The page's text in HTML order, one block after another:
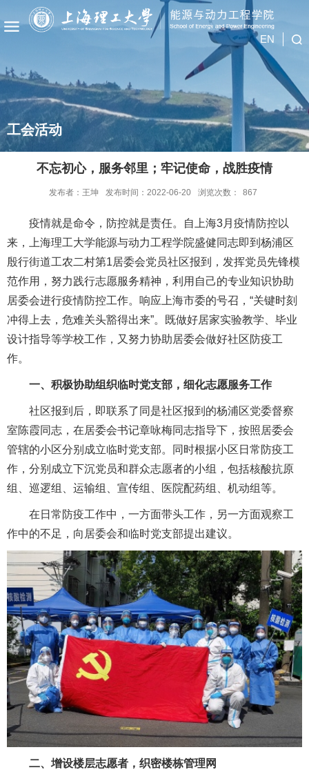
EN
工会活动
不忘初心，服务邻里；牢记使命，战胜疫情
发布者：王坤 发布时间：2022-06-20 浏览次数： 867
疫情就是命令，防控就是责任。自上海3月疫情防控以
来，上海理工大学能源与动力工程学院盛健同志即到杨浦区
殷行街道工农二村第1居委会党员社区报到，发挥党员先锋模
范作用，努力践行志愿服务精神，利用自己的专业知识协助
居委会进行疫情防控工作。响应上海市委的号召，“关键时刻
冲得上去，危难关头豁得出来”。既做好居家实验教学、毕业
设计指导等学校工作，又努力协助居委会做好社区防疫工
作。
一、积极协助组织临时党支部，细化志愿服务工作
社区报到后，即联系了同是社区报到的杨浦区党委督察
室陈霞同志，在居委会书记章咏梅同志指导下，按照居委会
管辖的小区分别成立临时党支部。同时根据小区日常防疫工
作，分别成立下沉党员和群众志愿者的小组，包括核酸抗原
组、巡逻组、运输组、宣传组、医院配药组、机动组等。
在日常防疫工作中，一方面带头工作，另一方面观察工
作中的不足，向居委会和临时党支部提出建议。
二、增设楼层志愿者，织密楼栋管理网